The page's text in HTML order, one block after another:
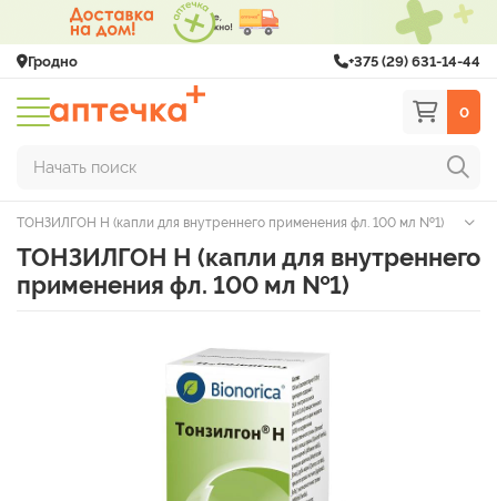
Гродно +375 (29) 631-14-44
0
Начать поиск
ТОНЗИЛГОН Н (капли для внутреннего применения фл. 100 мл №1)
ТОНЗИЛГОН Н (капли для внутреннего
применения фл. 100 мл №1)